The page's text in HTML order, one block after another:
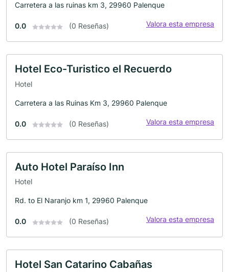
Carretera a las ruinas km 3, 29960 Palenque
0.0 (0 Reseñas) Valora esta empresa
Hotel Eco-Turistico el Recuerdo
Hotel
Carretera a las Ruinas Km 3, 29960 Palenque
0.0 (0 Reseñas) Valora esta empresa
Auto Hotel Paraíso Inn
Hotel
Rd. to El Naranjo km 1, 29960 Palenque
0.0 (0 Reseñas) Valora esta empresa
Hotel San Catarino Cabañas